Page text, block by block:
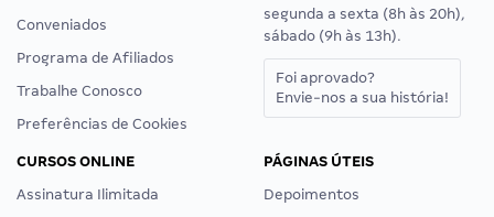
Conveniados
Programa de Afiliados
Trabalhe Conosco
Preferências de Cookies
segunda a sexta (8h às 20h),
sábado (9h às 13h).
Foi aprovado?
Envie-nos a sua história!
CURSOS ONLINE
Assinatura Ilimitada
PÁGINAS ÚTEIS
Depoimentos